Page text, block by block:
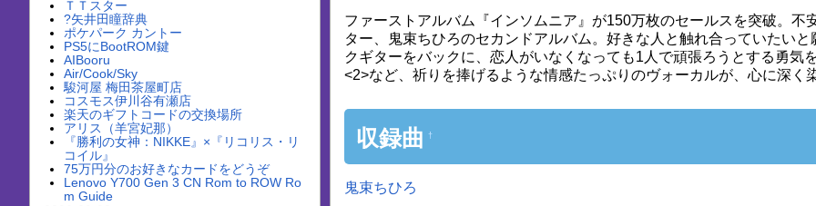
ファーストアルバム『インソムニア』が150万枚のセールスを突破。
ター、鬼束ちひろのセカンドアルバム。好きな人と触れ合っていたい
クギターをバックに、恋人がいなくなっても1人で頑張ろうとする勇
<2>など、祈りを捧げるような情感たっぷりのヴォーカルが、心に深く
収録曲 †
鬼束ちひろ
ＴＴスター
?矢井田瞳辞典
ポケパーク カントー
PS5にBootROM鍵
AIBooru
Air/Cook/Sky
駿河屋 梅田茶屋町店
コスモス伊川谷有瀬店
楽天のギフトコードの交換場所
アリス（羊宮妃那）
『勝利の女神：NIKKE』×『リコリス・リ
コイル』
75万円分のお好きなカードをどうぞ
Lenovo Y700 Gen 3 CN Rom to ROW Ro
m Guide